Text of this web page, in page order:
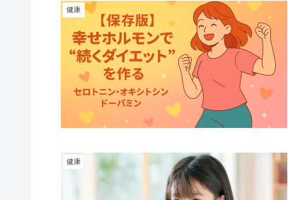
健康
健康